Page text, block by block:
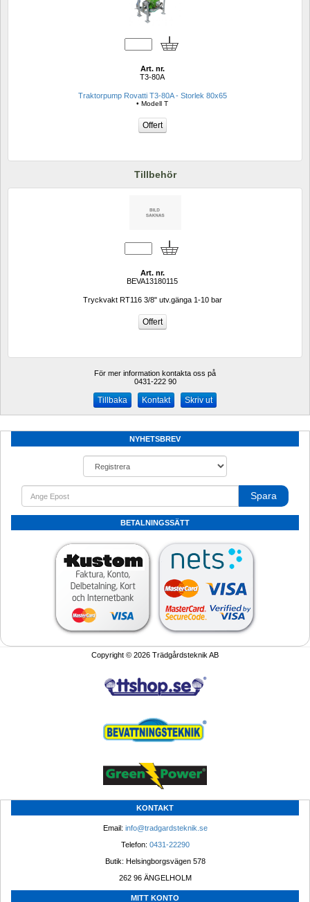
Art. nr.
T3-80A
Traktorpump Rovatti T3-80A - Storlek 80x65
• Modell T
Tillbehör
Art. nr.
BEVA13180115
Tryckvakt RT116 3/8" utv.gänga 1-10 bar
För mer information kontakta oss på
0431-222 90
Kontakt Skriv ut
NYHETSBREV
Spara
BETALNINGSSÄTT
Copyright © 2026 Trädgårdsteknik AB
KONTAKT
Email: info@tradgardsteknik.se
Telefon: 0431-22290
Butik: Helsingborgsvägen 578
262 96 ÄNGELHOLM
MITT KONTO